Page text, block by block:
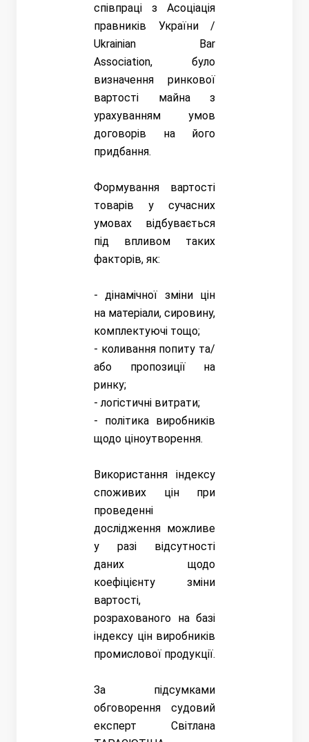
співпраці з Асоціація
правників України /
Ukrainian Bar
Association, було
визначення ринкової
вартості майна з
урахуванням умов
договорів на його
придбання.
Формування вартості
товарів у сучасних
умовах відбувається
під впливом таких
факторів, як:
- дінамічної зміни цін
на матеріали, сировину,
комплектуючі тощо;
- коливання попиту та/
або пропозиції на
ринку;
- логістичні витрати;
- політика виробників
щодо ціноутворення.
Використання індексу
споживих цін при
проведенні
дослідження можливе
у разі відсутності
даних щодо
коефіцієнту зміни
вартості,
розрахованого на базі
індексу цін виробників
промислової продукції.
За підсумками
обговорення судовий
експерт Світлана